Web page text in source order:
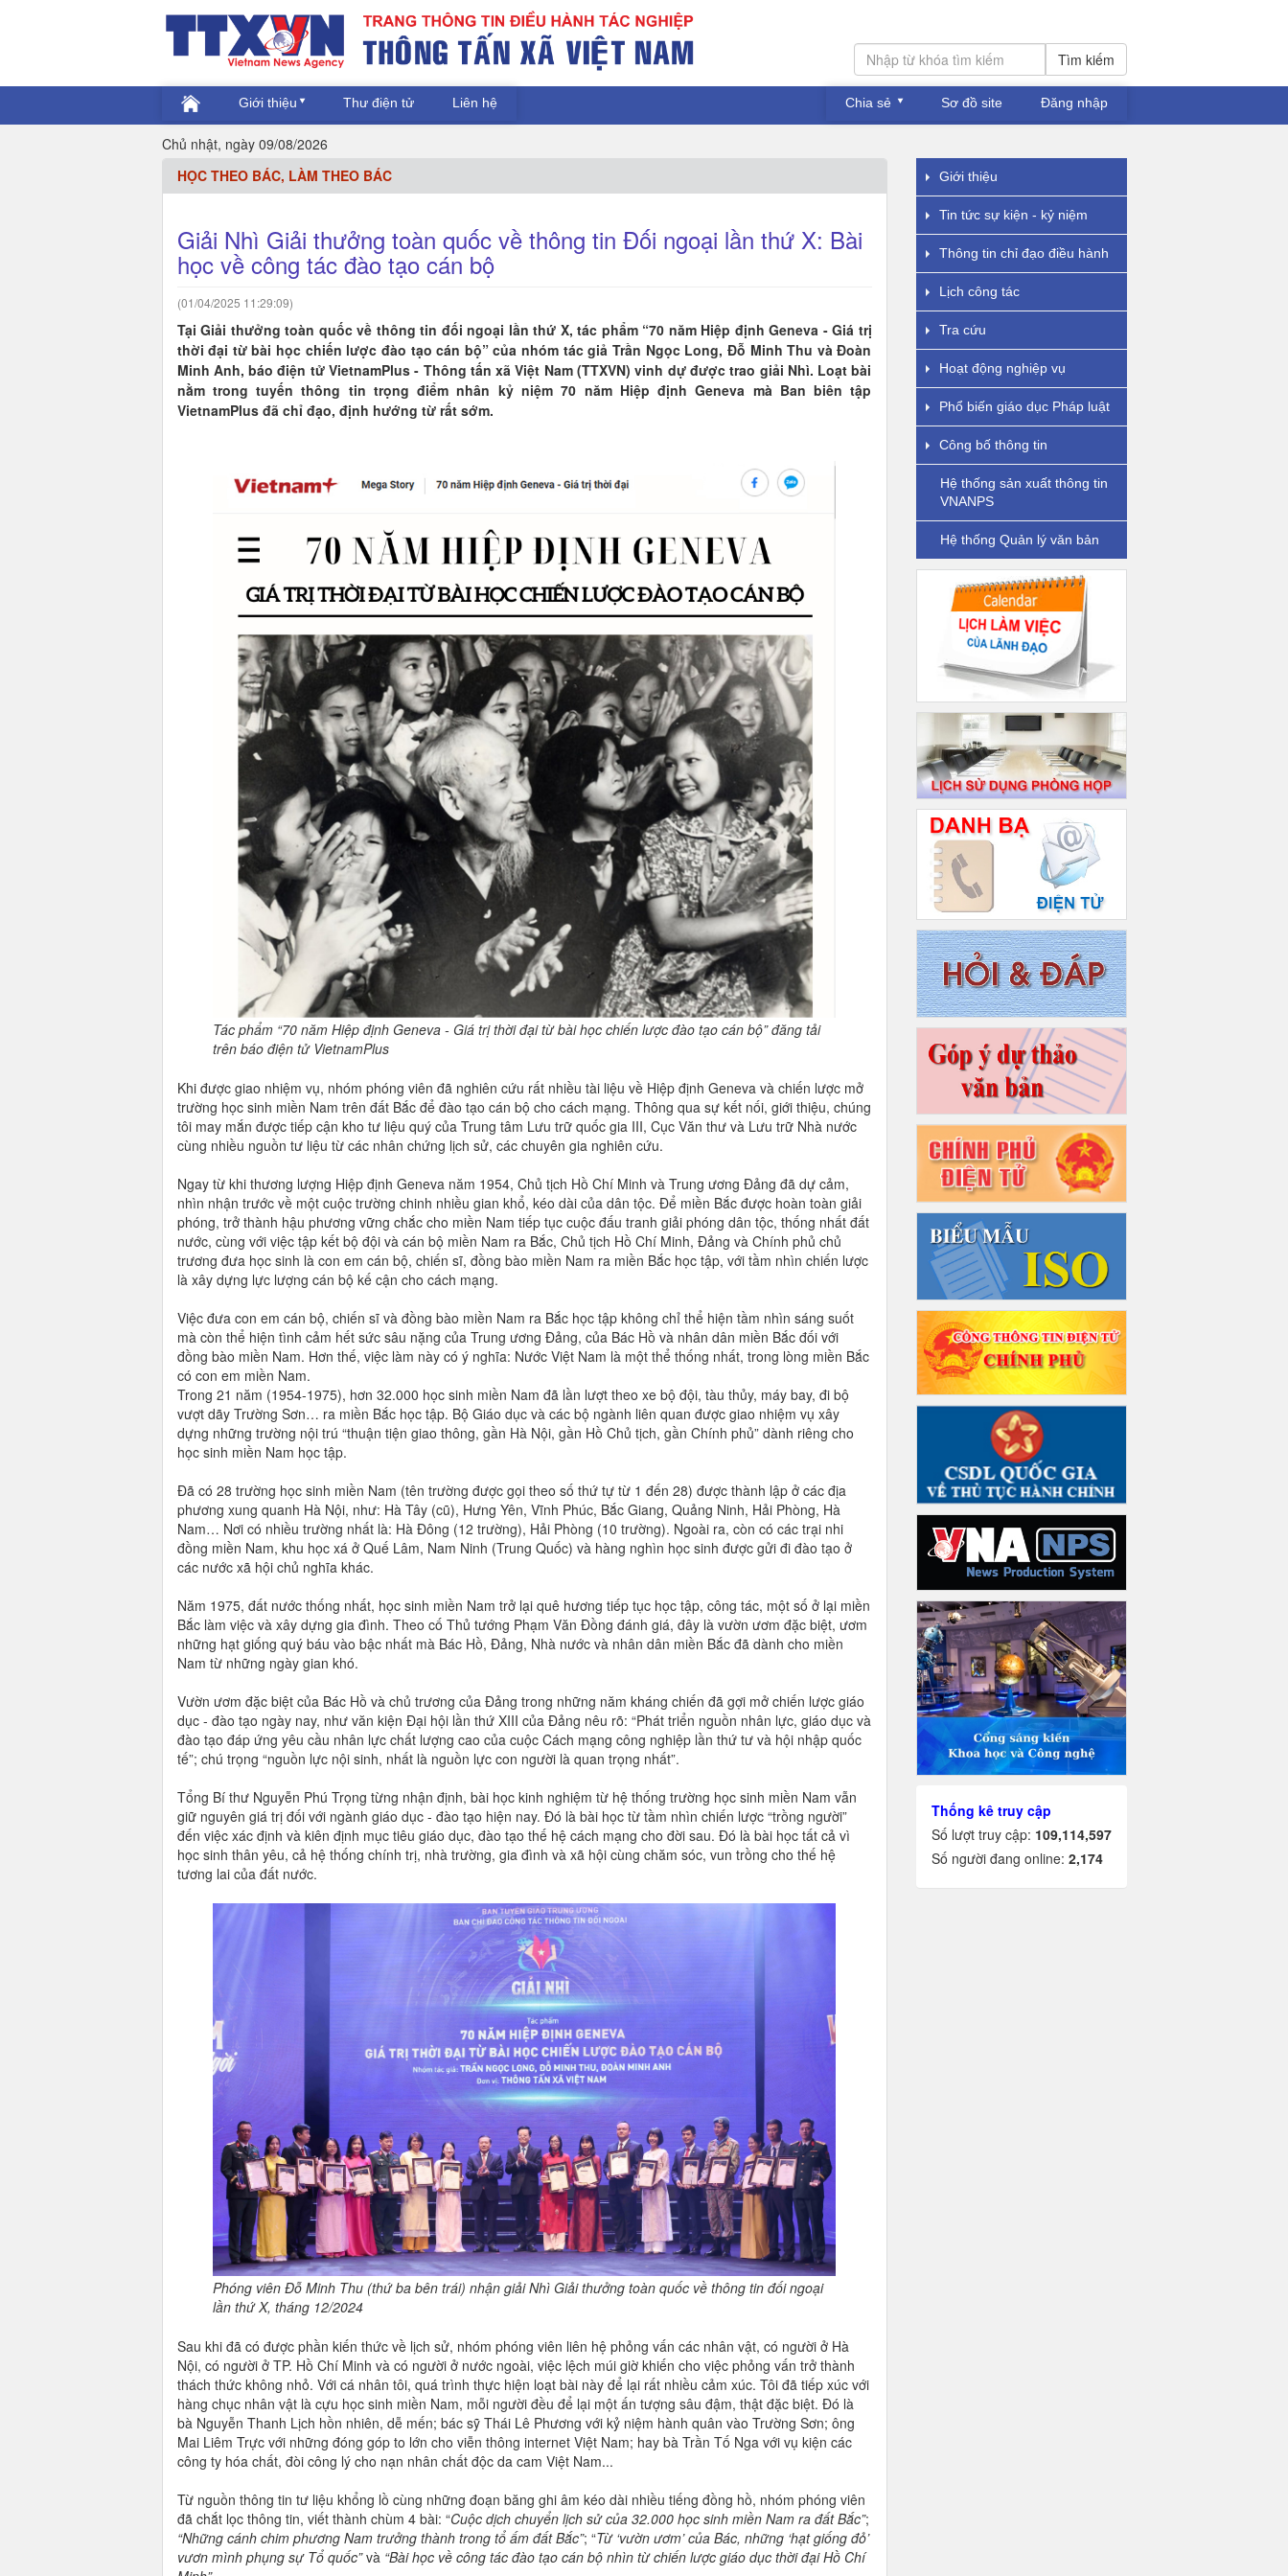
Tìm kiếm
Giới thiệu Thư điện tử Liên hệ Chia sẻ Sơ đồ site Đăng nhập
Chủ nhật, ngày 09/08/2026
HỌC THEO BÁC, LÀM THEO BÁC
Giải Nhì Giải thưởng toàn quốc về thông tin Đối ngoại lần thứ X: Bài
học về công tác đào tạo cán bộ
(01/04/2025 11:29:09)
Tại Giải thưởng toàn quốc về thông tin đối ngoại lần thứ X, tác phẩm “70 năm Hiệp định Geneva - Giá trị
thời đại từ bài học chiến lược đào tạo cán bộ” của nhóm tác giả Trần Ngọc Long, Đỗ Minh Thu và Đoàn
Minh Anh, báo điện tử VietnamPlus - Thông tấn xã Việt Nam (TTXVN) vinh dự được trao giải Nhì. Loạt bài
nằm trong tuyến thông tin trọng điểm nhân kỷ niệm 70 năm Hiệp định Geneva mà Ban biên tập
VietnamPlus đã chỉ đạo, định hướng từ rất sớm.
Tác phẩm “70 năm Hiệp định Geneva - Giá trị thời đại từ bài học chiến lược đào tạo cán bộ” đăng tải
trên báo điện tử VietnamPlus
Khi được giao nhiệm vụ, nhóm phóng viên đã nghiên cứu rất nhiều tài liệu về Hiệp định Geneva và chiến lược mở
trường học sinh miền Nam trên đất Bắc để đào tạo cán bộ cho cách mạng. Thông qua sự kết nối, giới thiệu, chúng
tôi may mắn được tiếp cận kho tư liệu quý của Trung tâm Lưu trữ quốc gia III, Cục Văn thư và Lưu trữ Nhà nước
cùng nhiều nguồn tư liệu từ các nhân chứng lịch sử, các chuyên gia nghiên cứu.
Ngay từ khi thương lượng Hiệp định Geneva năm 1954, Chủ tịch Hồ Chí Minh và Trung ương Đảng đã dự cảm,
nhìn nhận trước về một cuộc trường chinh nhiều gian khổ, kéo dài của dân tộc. Để miền Bắc được hoàn toàn giải
phóng, trở thành hậu phương vững chắc cho miền Nam tiếp tục cuộc đấu tranh giải phóng dân tộc, thống nhất đất
nước, cùng với việc tập kết bộ đội và cán bộ miền Nam ra Bắc, Chủ tịch Hồ Chí Minh, Đảng và Chính phủ chủ
trương đưa học sinh là con em cán bộ, chiến sĩ, đồng bào miền Nam ra miền Bắc học tập, với tầm nhìn chiến lược
là xây dựng lực lượng cán bộ kế cận cho cách mạng.
Việc đưa con em cán bộ, chiến sĩ và đồng bào miền Nam ra Bắc học tập không chỉ thể hiện tầm nhìn sáng suốt
mà còn thể hiện tình cảm hết sức sâu nặng của Trung ương Đảng, của Bác Hồ và nhân dân miền Bắc đối với
đồng bào miền Nam. Hơn thế, việc làm này có ý nghĩa: Nước Việt Nam là một thể thống nhất, trong lòng miền Bắc
có con em miền Nam.
Trong 21 năm (1954-1975), hơn 32.000 học sinh miền Nam đã lần lượt theo xe bộ đội, tàu thủy, máy bay, đi bộ
vượt dãy Trường Sơn… ra miền Bắc học tập. Bộ Giáo dục và các bộ ngành liên quan được giao nhiệm vụ xây
dựng những trường nội trú “thuận tiện giao thông, gần Hà Nội, gần Hồ Chủ tịch, gần Chính phủ” dành riêng cho
học sinh miền Nam học tập.
Đã có 28 trường học sinh miền Nam (tên trường được gọi theo số thứ tự từ 1 đến 28) được thành lập ở các địa
phương xung quanh Hà Nội, như: Hà Tây (cũ), Hưng Yên, Vĩnh Phúc, Bắc Giang, Quảng Ninh, Hải Phòng, Hà
Nam… Nơi có nhiều trường nhất là: Hà Đông (12 trường), Hải Phòng (10 trường). Ngoài ra, còn có các trại nhi
đồng miền Nam, khu học xá ở Quế Lâm, Nam Ninh (Trung Quốc) và hàng nghìn học sinh được gửi đi đào tạo ở
các nước xã hội chủ nghĩa khác.
Năm 1975, đất nước thống nhất, học sinh miền Nam trở lại quê hương tiếp tục học tập, công tác, một số ở lại miền
Bắc làm việc và xây dựng gia đình. Theo cố Thủ tướng Phạm Văn Đồng đánh giá, đây là vườn ươm đặc biệt, ươm
những hạt giống quý báu vào bậc nhất mà Bác Hồ, Đảng, Nhà nước và nhân dân miền Bắc đã dành cho miền
Nam từ những ngày gian khó.
Vườn ươm đặc biệt của Bác Hồ và chủ trương của Đảng trong những năm kháng chiến đã gợi mở chiến lược giáo
dục - đào tạo ngày nay, như văn kiện Đại hội lần thứ XIII của Đảng nêu rõ: “Phát triển nguồn nhân lực, giáo dục và
đào tạo đáp ứng yêu cầu nhân lực chất lượng cao của cuộc Cách mạng công nghiệp lần thứ tư và hội nhập quốc
tế”; chú trọng “nguồn lực nội sinh, nhất là nguồn lực con người là quan trọng nhất”.
Tổng Bí thư Nguyễn Phú Trọng từng nhận định, bài học kinh nghiệm từ hệ thống trường học sinh miền Nam vẫn
giữ nguyên giá trị đối với ngành giáo dục - đào tạo hiện nay. Đó là bài học từ tầm nhìn chiến lược “trồng người”
đến việc xác định và kiên định mục tiêu giáo dục, đào tạo thế hệ cách mạng cho đời sau. Đó là bài học tất cả vì
học sinh thân yêu, cả hệ thống chính trị, nhà trường, gia đình và xã hội cùng chăm sóc, vun trồng cho thế hệ
tương lai của đất nước.
Phóng viên Đỗ Minh Thu (thứ ba bên trái) nhận giải Nhì Giải thưởng toàn quốc về thông tin đối ngoại
lần thứ X, tháng 12/2024
Sau khi đã có được phần kiến thức về lịch sử, nhóm phóng viên liên hệ phỏng vấn các nhân vật, có người ở Hà
Nội, có người ở TP. Hồ Chí Minh và có người ở nước ngoài, việc lệch múi giờ khiến cho việc phỏng vấn trở thành
thách thức không nhỏ. Với cá nhân tôi, quá trình thực hiện loạt bài này để lại rất nhiều cảm xúc. Tôi đã tiếp xúc với
hàng chục nhân vật là cựu học sinh miền Nam, mỗi người đều để lại một ấn tượng sâu đậm, thật đặc biệt. Đó là
bà Nguyễn Thanh Lịch hồn nhiên, dễ mến; bác sỹ Thái Lê Phương với kỷ niệm hành quân vào Trường Sơn; ông
Mai Liêm Trực với những đóng góp to lớn cho viễn thông internet Việt Nam; hay bà Trần Tố Nga với vụ kiện các
công ty hóa chất, đòi công lý cho nạn nhân chất độc da cam Việt Nam...
Từ nguồn thông tin tư liệu khổng lồ cùng những đoạn băng ghi âm kéo dài nhiều tiếng đồng hồ, nhóm phóng viên
đã chắt lọc thông tin, viết thành chùm 4 bài: “Cuộc dịch chuyển lịch sử của 32.000 học sinh miền Nam ra đất Bắc”;
“Những cánh chim phương Nam trưởng thành trong tổ ấm đất Bắc”; “Từ ‘vườn ươm’ của Bác, những ‘hạt giống đỏ’
vươn mình phụng sự Tổ quốc”và“Bài học về công tác đào tạo cán bộ nhìn từ chiến lược giáo dục thời đại Hồ Chí
Giới thiệu
Tin tức sự kiện - kỷ niệm
Thông tin chỉ đạo điều hành
Lịch công tác
Tra cứu
Hoạt động nghiệp vụ
Phổ biến giáo dục Pháp luật
Công bố thông tin
Hệ thống sản xuất thông tin
VNANPS
Hệ thống Quản lý văn bản
Thống kê truy cập
Số lượt truy cập: 109,114,597
Số người đang online: 2,174